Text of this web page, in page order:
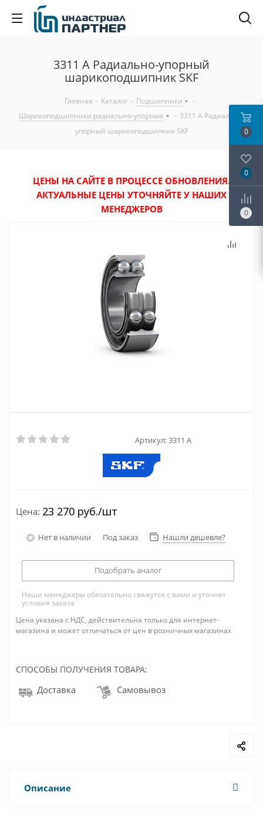
3311 A Радиально-упорный
шарикоподшипник SKF
Главная - Каталог - Подшипники
-
Шарикоподшипники радиально-упорные
- 3311 A Радиально-
упорный шарикоподшипник SKF
ЦЕНЫ НА САЙТЕ В ПРОЦЕССЕ ОБНОВЛЕНИЯ.
АКТУАЛЬНЫЕ ЦЕНЫ УТОЧНЯЙТЕ У НАШИХ
МЕНЕДЖЕРОВ
Артикул:3311 A
Цена: 23 270 руб./шт
Нет в наличии Под заказ Нашли дешевле?
Подобрать аналог
Наши менеджеры обязательно свяжутся с вами и уточнят
условия заказа
Цена указана с НДС, действительна только для интернет-
магазина и может отличаться от цен в розничных магазинах
СПОСОБЫ ПОЛУЧЕНИЯ ТОВАРА:
Доставка Самовывоз
Описание
0
0
0